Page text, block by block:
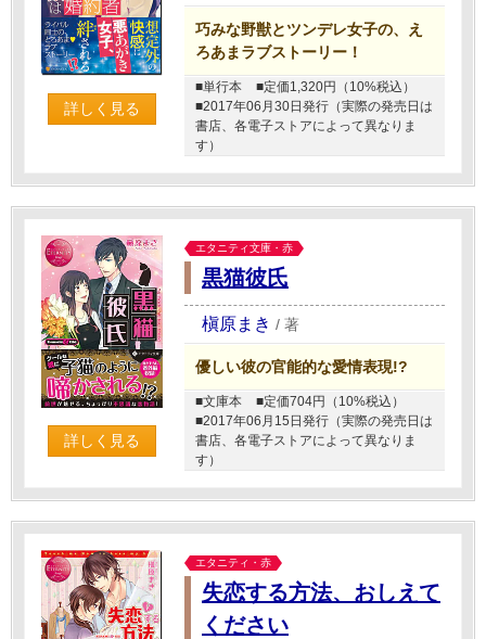
詳しく見る
巧みな野獣とツンデレ女子の、え
ろあまラブストーリー！
■単行本
■定価1,320円（10%税込）
■2017年06月30日発行（実際の発売日は
書店、各電子ストアによって異なりま
す）
詳しく見る
エタニティ文庫・赤
黒猫彼氏
槇原まき / 著
優しい彼の官能的な愛情表現!?
■文庫本
■定価704円（10%税込）
■2017年06月15日発行（実際の発売日は
書店、各電子ストアによって異なりま
す）
エタニティ・赤
失恋する方法、おしえて
ください